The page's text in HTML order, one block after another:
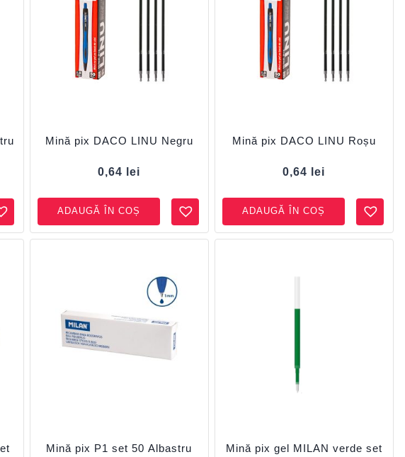
Mină pix DACO LINU Negru
0,64 lei
ADAUGĂ ÎN COȘ
Mină pix DACO LINU Roșu
0,64 lei
ADAUGĂ ÎN COȘ
Mină pix P1 set 50 Albastru
Mină pix gel MILAN verde set